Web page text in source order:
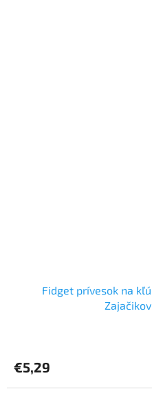
Fidget prívesok na
€5,29